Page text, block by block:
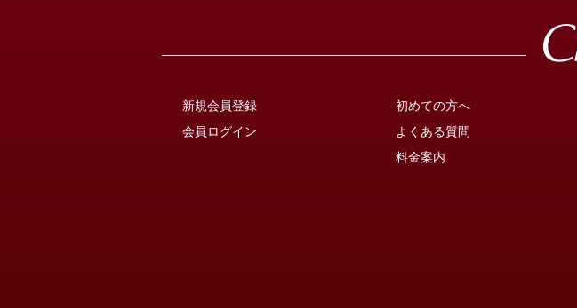
新規会員登録
会員ログイン
初めての方へ
よくある質問
料金案内